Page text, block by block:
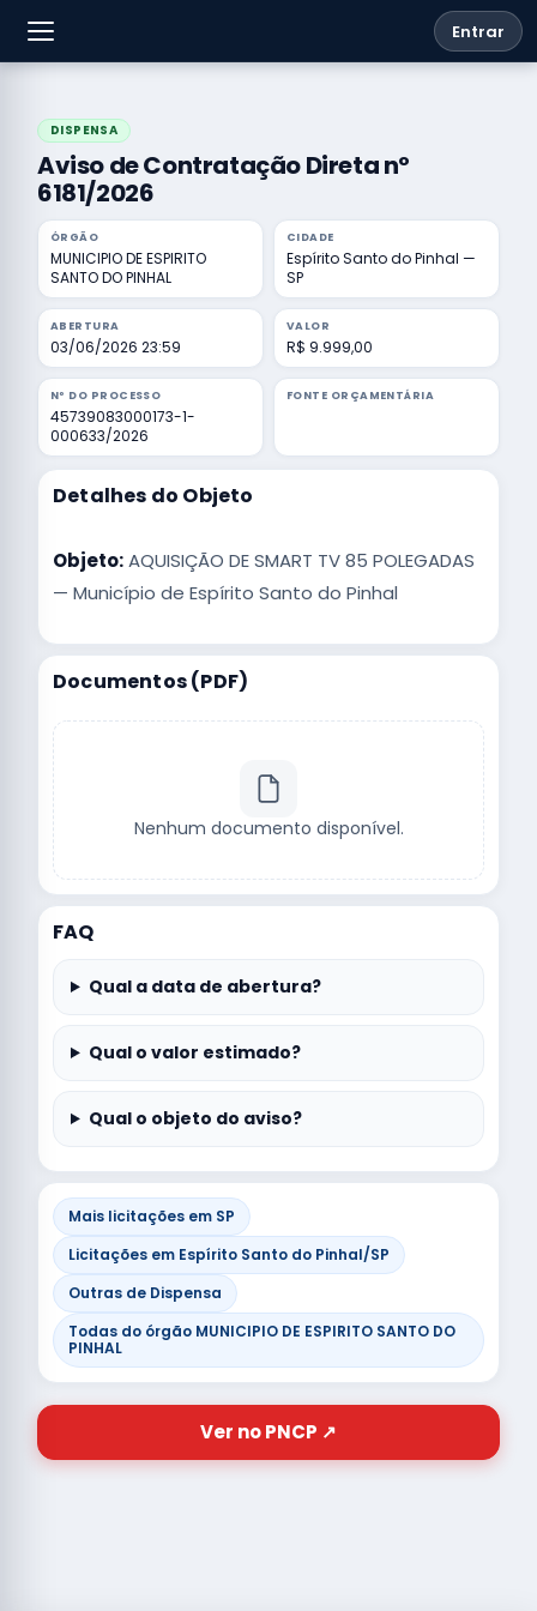
Entrar
DISPENSA
Aviso de Contratação Direta nº
6181/2026
ÓRGÃO
MUNICIPIO DE ESPIRITO
SANTO DO PINHAL
CIDADE
Espírito Santo do Pinhal —
SP
ABERTURA
03/06/2026 23:59
VALOR
R$ 9.999,00
Nº DO PROCESSO
45739083000173-1-
000633/2026
FONTE ORÇAMENTÁRIA
Detalhes do Objeto
Objeto:AQUISIÇÃO DE SMART TV 85 POLEGADAS
— Município de Espírito Santo do Pinhal
Documentos (PDF)
Nenhum documento disponível.
FAQ
Qual a data de abertura?
Qual o valor estimado?
Qual o objeto do aviso?
Mais licitações em SP
Licitações em Espírito Santo do Pinhal/SP
Outras de Dispensa
Todas do órgão MUNICIPIO DE ESPIRITO SANTO DO
PINHAL
Ver no PNCP ↗